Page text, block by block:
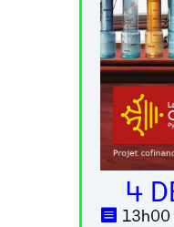
4
13h00